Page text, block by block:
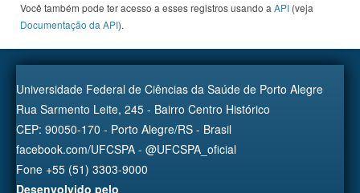
Você também pode ter acesso a esses registros usando a API (veja
Documentação da API).
Universidade Federal de Ciências da Saúde de Porto Alegre
Rua Sarmento Leite, 245 - Bairro Centro Histórico
CEP: 90050-170 - Porto Alegre/RS - Brasil
facebook.com/UFCSPA - @UFCSPA_oficial
Fone +55 (51) 3303-9000
Desenvolvido pelo